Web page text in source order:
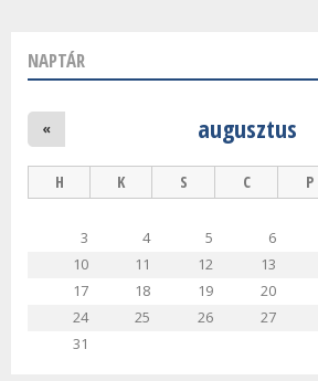
NAPTÁR
augusztus
«
H K S C P
3
4 5 6
10
11 12 13
17
18 19 20
24
25 26 27
31